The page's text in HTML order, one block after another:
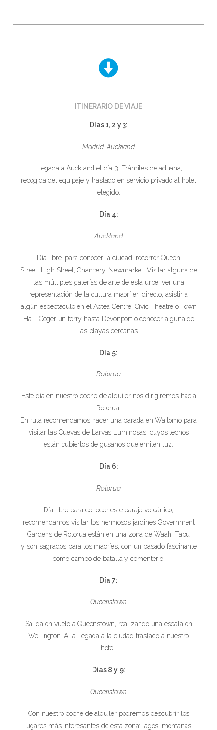
ITINERARIO DE VIAJE
Días 1, 2 y 3:
Madrid-Auckland
Llegada a Auckland el día 3. Trámites de aduana,
recogida del equipaje y traslado en servicio privado al hotel
elegido.
Día 4:
Auckland
Día libre, para conocer la ciudad, recorrer Queen
Street, High Street, Chancery, Newmarket. Visitar alguna de
las múltiples galerías de arte de esta urbe, ver una
representación de la cultura maorí en directo, asistir a
algún espectáculo en el Aotea Centre, Civic Theatre o Town
Hall…Coger un ferry hasta Devonport o conocer alguna de
las playas cercanas.
Día 5:
Rotorua
Este día en nuestro coche de alquiler nos dirigiremos hacia
Rotorua.
En ruta recomendamos hacer una parada en Waitomo para
visitar las Cuevas de Larvas Luminosas, cuyos techos
están cubiertos de gusanos que emiten luz.
Día 6:
Rotorua
Día libre para conocer este paraje volcánico,
recomendamos visitar los hermosos jardines Government
Gardens de Rotorua están en una zona de Waahi Tapu
y son sagrados para los maoríes, con un pasado fascinante
como campo de batalla y cementerio.
Día 7:
Queenstown
Salida en vuelo a Queenstown, realizando una escala en
Wellington. A la llegada a la ciudad traslado a nuestro
hotel.
Días 8 y 9:
Queenstown
Con nuestro coche de alquiler podremos descubrir los
lugares más interesantes de esta zona: lagos, montañas,